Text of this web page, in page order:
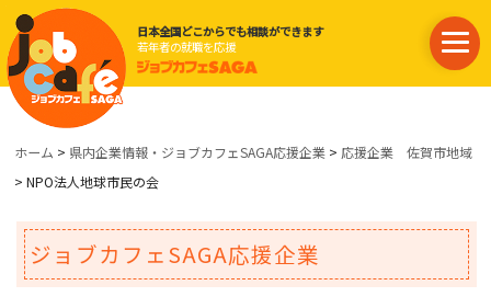
日本全国どこからでも相談ができます
若年者の就職を応援
ホーム > 県内企業情報・ジョブカフェSAGA応援企業 > 応援企業 佐賀市地域
> NPO法人地球市民の会
ジョブカフェSAGA応援企業